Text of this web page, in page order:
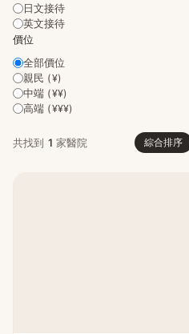
日文接待
英文接待
價位
全部價位
親民 (¥)
中端 (¥¥)
高端 (¥¥¥)
共找到 1 家醫院 綜合排序